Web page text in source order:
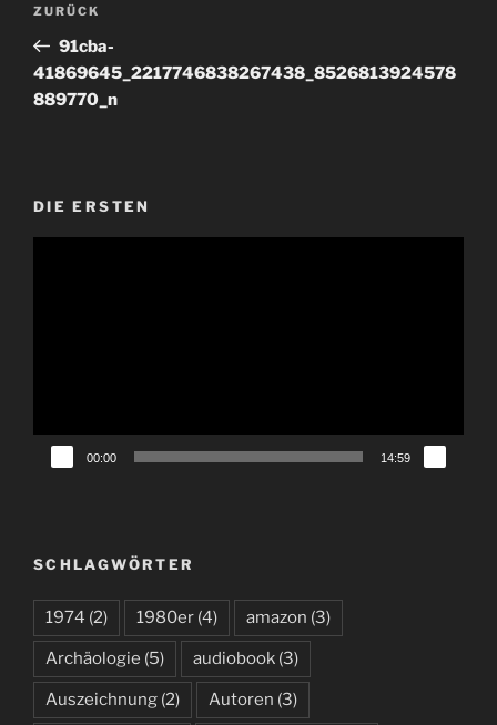
Vorheriger
Beitrag
ZURÜCK
91cba-
41869645_2217746838267438_8526813924578
889770_n
DIE ERSTEN
00:00 14:59
SCHLAGWÖRTER
1974 (2) 1980er (4) amazon (3)
Archäologie (5) audiobook (3)
Auszeichnung (2) Autoren (3)